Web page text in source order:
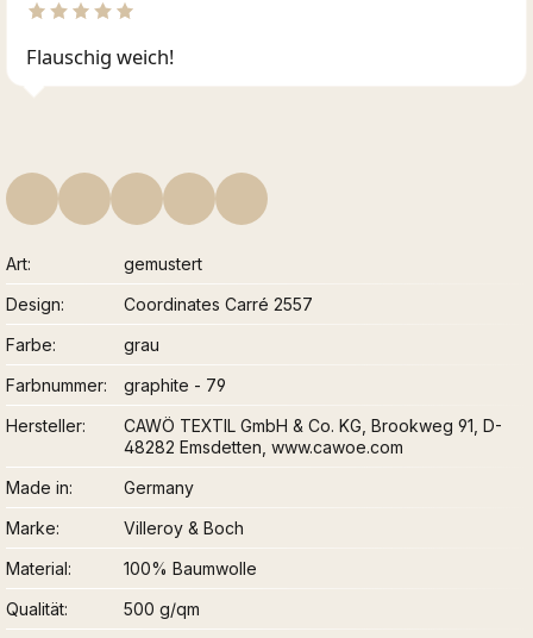
Flauschig weich!
Art
gemustert
Design
Coordinates Carré 2557
Farbe
grau
Farbnummer
graphite - 79
Hersteller
CAWÖ TEXTIL GmbH & Co. KG, Brookweg 91, D-
48282 Emsdetten, www.cawoe.com
Made in
Germany
Marke
Villeroy & Boch
Material
100% Baumwolle
Qualität
500 g/qm